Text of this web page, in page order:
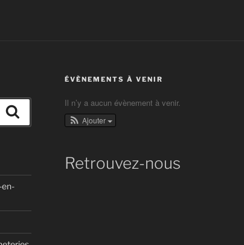
Recherche
en-
ÉVÈNEMENTS À VENIR
Il n’y a aucun évènement à venir.
Ajouter
Retrouvez-nous